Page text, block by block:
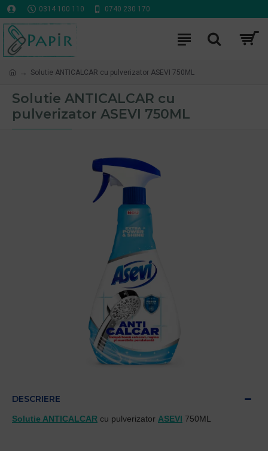
0314 100 110 0740 230 170
Solutie ANTICALCAR cu pulverizator ASEVI 750ML
Solutie ANTICALCAR cu
pulverizator ASEVI 750ML
DESCRIERE
Solutie ANTICALCAR cu pulverizator ASEVI 750ML